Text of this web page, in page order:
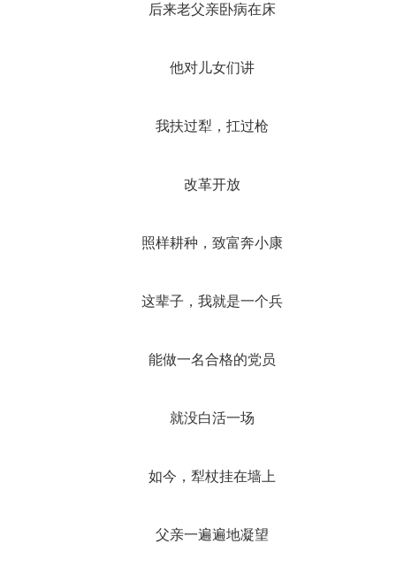
后来老父亲卧病在床
他对儿女们讲
我扶过犁，扛过枪
改革开放
照样耕种，致富奔小康
这辈子，我就是一个兵
能做一名合格的党员
就没白活一场
如今，犁杖挂在墙上
父亲一遍遍地凝望